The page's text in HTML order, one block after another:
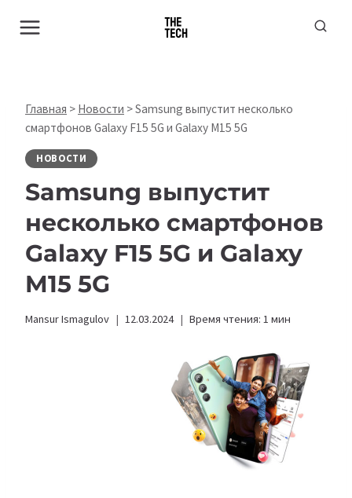
Главная > Новости >Samsung выпустит несколько
смартфонов Galaxy F15 5G и Galaxy M15 5G
НОВОСТИ
Samsung выпустит
несколько смартфонов
Galaxy F15 5G и Galaxy
M15 5G
Mansur Ismagulov 12.03.2024 Время чтения: 1 мин